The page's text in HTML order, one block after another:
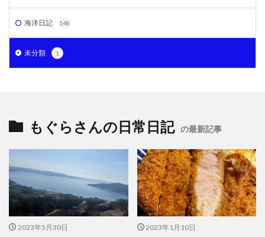
海洋日記 148
未分類 1
もぐらさんの日常日記 の最新記事
2023年5月30日 2023年1月10日